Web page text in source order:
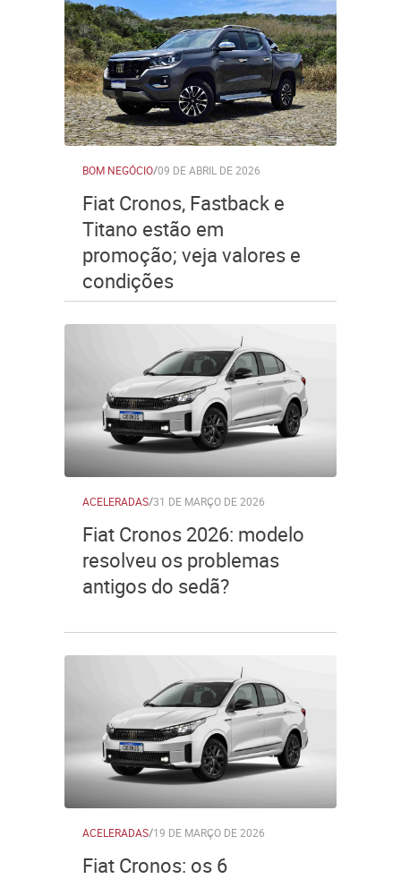
BOM NEGÓCIO/09 DE ABRIL DE 2026
Fiat Cronos, Fastback e
Titano estão em
promoção; veja valores e
condições
ACELERADAS/31 DE MARÇO DE 2026
Fiat Cronos 2026: modelo
resolveu os problemas
antigos do sedã?
ACELERADAS/19 DE MARÇO DE 2026
Fiat Cronos: os 6